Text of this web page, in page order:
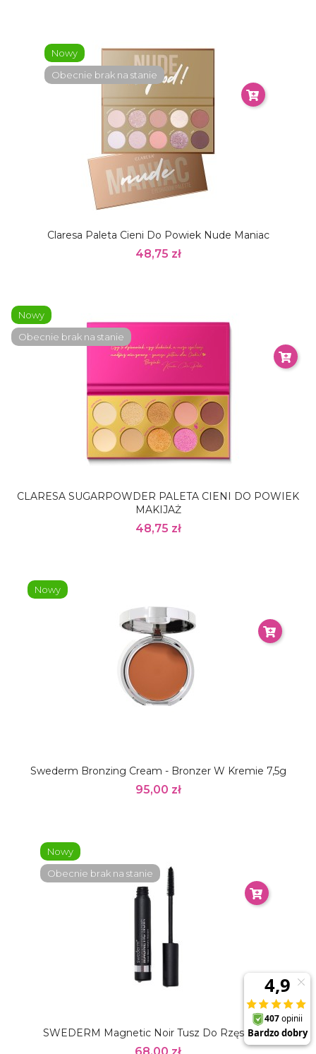
Claresa Paleta Cieni Do Powiek Nude Maniac
48,75 zł
Nowy
Obecnie brak na stanie
CLARESA SUGARPOWDER PALETA CIENI DO POWIEK
MAKIJAŻ
48,75 zł
Nowy
Obecnie brak na stanie
Swederm Bronzing Cream - Bronzer W Kremie 7,5g
95,00 zł
Nowy
SWEDERM Magnetic Noir Tusz Do Rzęs 9,5ml
68,00 zł
Nowy
Obecnie brak na stanie